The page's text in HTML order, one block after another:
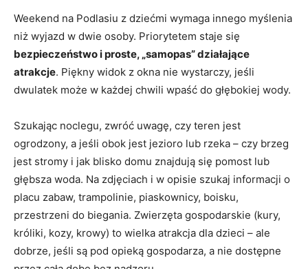
Weekend na Podlasiu z dziećmi wymaga innego myślenia
niż wyjazd w dwie osoby. Priorytetem staje się
bezpieczeństwo i proste, „samopas” działające
atrakcje. Piękny widok z okna nie wystarczy, jeśli
dwulatek może w każdej chwili wpaść do głębokiej wody.
Szukając noclegu, zwróć uwagę, czy teren jest
ogrodzony, a jeśli obok jest jezioro lub rzeka – czy brzeg
jest stromy i jak blisko domu znajdują się pomost lub
głębsza woda. Na zdjęciach i w opisie szukaj informacji o
placu zabaw, trampolinie, piaskownicy, boisku,
przestrzeni do biegania. Zwierzęta gospodarskie (kury,
króliki, kozy, krowy) to wielka atrakcja dla dzieci – ale
dobrze, jeśli są pod opieką gospodarza, a nie dostępne